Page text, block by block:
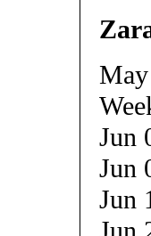
Jun
Jun
Jun